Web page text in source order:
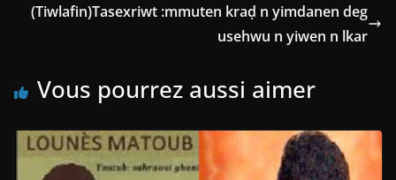
(Tiwlafin)Tasexriwt :mmuten kraḍ n yimdanen deg
usehwu n yiwen n lkar
Vous pourrez aussi aimer